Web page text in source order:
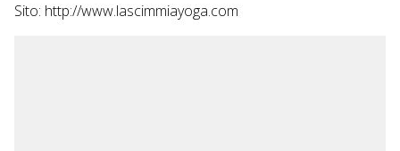
Sito: http://www.lascimmiayoga.com